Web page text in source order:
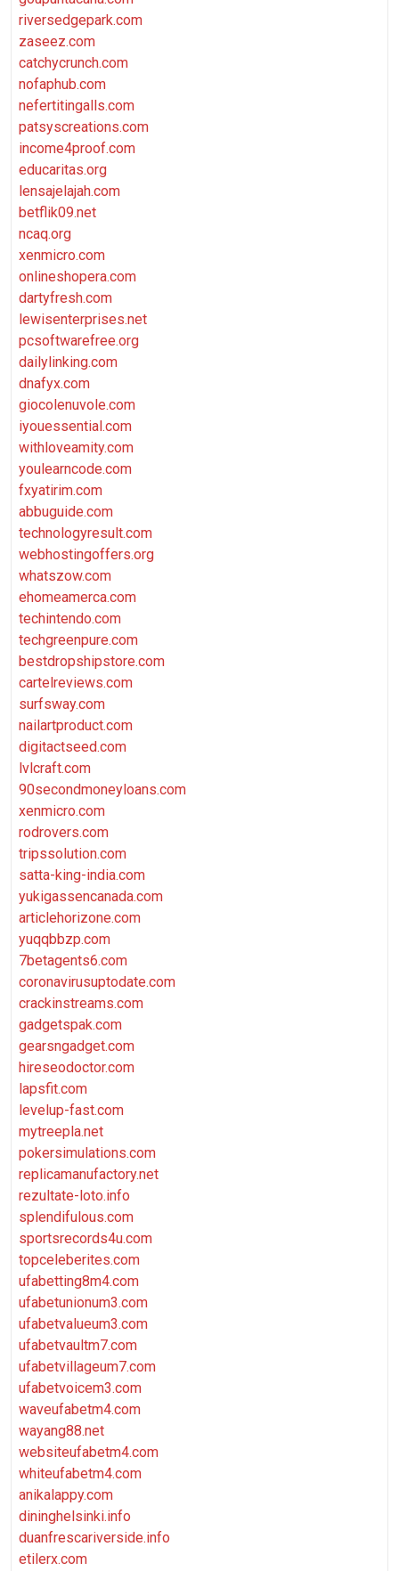
riversedgepark.com
zaseez.com
catchycrunch.com
nofaphub.com
nefertitingalls.com
patsyscreations.com
income4proof.com
educaritas.org
lensajelajah.com
betflik09.net
ncaq.org
xenmicro.com
onlineshopera.com
dartyfresh.com
lewisenterprises.net
pcsoftwarefree.org
dailylinking.com
dnafyx.com
giocolenuvole.com
iyouessential.com
withloveamity.com
youlearncode.com
fxyatirim.com
abbuguide.com
technologyresult.com
webhostingoffers.org
whatszow.com
ehomeamerca.com
techintendo.com
techgreenpure.com
bestdropshipstore.com
cartelreviews.com
surfsway.com
nailartproduct.com
digitactseed.com
lvlcraft.com
90secondmoneyloans.com
xenmicro.com
rodrovers.com
tripssolution.com
satta-king-india.com
yukigassencanada.com
articlehorizone.com
yuqqbbzp.com
7betagents6.com
coronavirusuptodate.com
crackinstreams.com
gadgetspak.com
gearsngadget.com
hireseodoctor.com
lapsfit.com
levelup-fast.com
mytreepla.net
pokersimulations.com
replicamanufactory.net
rezultate-loto.info
splendifulous.com
sportsrecords4u.com
topceleberites.com
ufabetting8m4.com
ufabetunionum3.com
ufabetvalueum3.com
ufabetvaultm7.com
ufabetvillageum7.com
ufabetvoicem3.com
waveufabetm4.com
wayang88.net
websiteufabetm4.com
whiteufabetm4.com
anikalappy.com
dininghelsinki.info
duanfrescariverside.info
etilerx.com